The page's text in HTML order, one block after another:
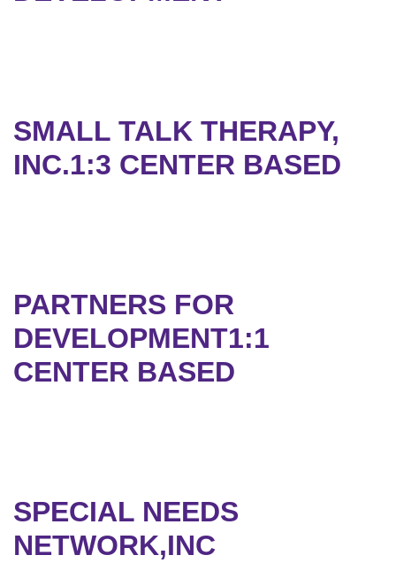
SMALL TALK THERAPY,
INC.1:3 CENTER BASED
PARTNERS FOR
DEVELOPMENT1:1
CENTER BASED
SPECIAL NEEDS
NETWORK,INC